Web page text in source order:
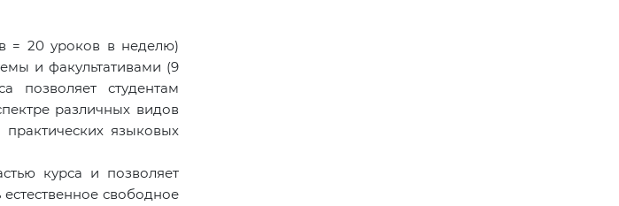
= 20 уроков в неделю)
и факультативами (9
позволяет студентам
различных видов
языковых
курса и позволяет
свободное